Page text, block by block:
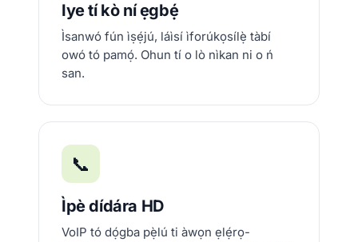
Iye tí kò ní ẹgbẹ́
Ìsanwó fún ìṣẹ́jú, láìsí ìforúkọsílẹ̀ tàbí
owó tó pamọ́. Ohun tí o lò nìkan ni o ń
san.
📞
Ìpè dídára HD
VoIP tó dọ́gba pẹ̀lú ti àwọn ẹlẹ́rọ-